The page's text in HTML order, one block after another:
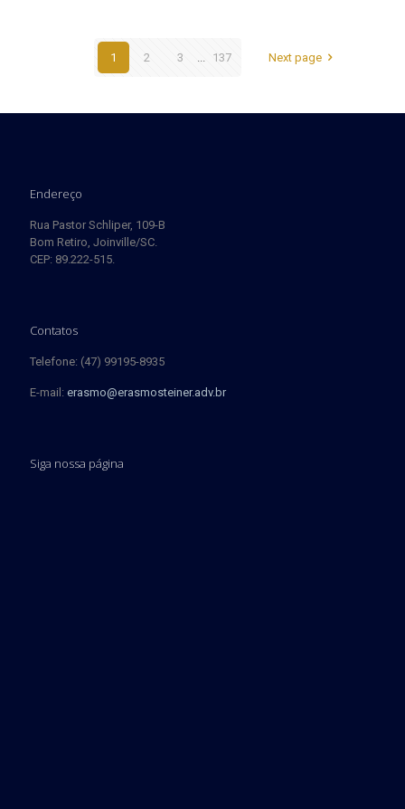
1 2 3 137 Next page
Endereço
Rua Pastor Schliper, 109-B
Bom Retiro, Joinville/SC.
CEP: 89.222-515.
Contatos
Telefone: (47) 99195-8935
E-mail: erasmo@erasmosteiner.adv.br
Siga nossa página